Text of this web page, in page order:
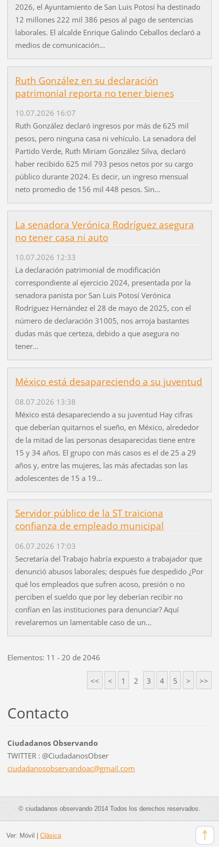
2026, el Ayuntamiento de San Luis Potosí ha destinado
12 millones 222 mil 386 pesos al pago de sentencias
laborales. El alcalde Enrique Galindo Ceballos declaró a
medios de comunicación...
Ruth González en su declaración
patrimonial reporta no tener bienes
10.07.2026 16:07
Ruth González declaró ingresos por más de 625 mil
pesos, pero ninguna casa ni vehículo. La senadora del
Partido Verde, Ruth Miriam González Silva, declaró
haber recibido 625 mil 793 pesos netos por su cargo
público durante 2024. Es decir, un ingreso mensual
neto promedio de 156 mil 448 pesos. Sin...
La senadora Verónica Rodríguez asegura
no tener casa ni auto
10.07.2026 12:33
La declaración patrimonial de modificación
correspondiente al ejercicio 2024, presentada por la
senadora panista por San Luis Potosí Verónica
Rodríguez Hernández el 28 de mayo de 2025, con el
número de declaración 31005, nos arroja bastantes
dudas más que certeza, debido a que asegura no
tener...
México está desapareciendo a su juventud
08.07.2026 13:38
México está desapareciendo a su juventud Hay cifras
que deberían quitarnos el sueño, en México, alrededor
de la mitad de las personas desaparecidas tiene entre
15 y 34 años. El grupo con más casos es el de 25 a 29
años y, entre las mujeres, las más afectadas son las
adolescentes de 15 a 19...
Servidor público de la ST traiciona
confianza de empleado municipal
06.07.2026 17:03
Secretaría del Trabajo habría expuesto a trabajador que
denunció abusos laborales; después fue despedido ¿Por
qué los empleados que sufren acoso, presión o no
perciben el sueldo que por ley deberían recibir no
confían en las instituciones para denunciar? Aquí
revelaremos un lamentable caso de un...
Elementos: 11 - 20 de 2046
<< < 1 2 3 4 5 > >>
Contacto
Ciudadanos Observando
TWITTER : @CiudadanosObser
ciudadanosobservandoac@gmail.com
© ciudadanos observando 2014 Todos los derechos reservados.
Ver: Móvil Clásica